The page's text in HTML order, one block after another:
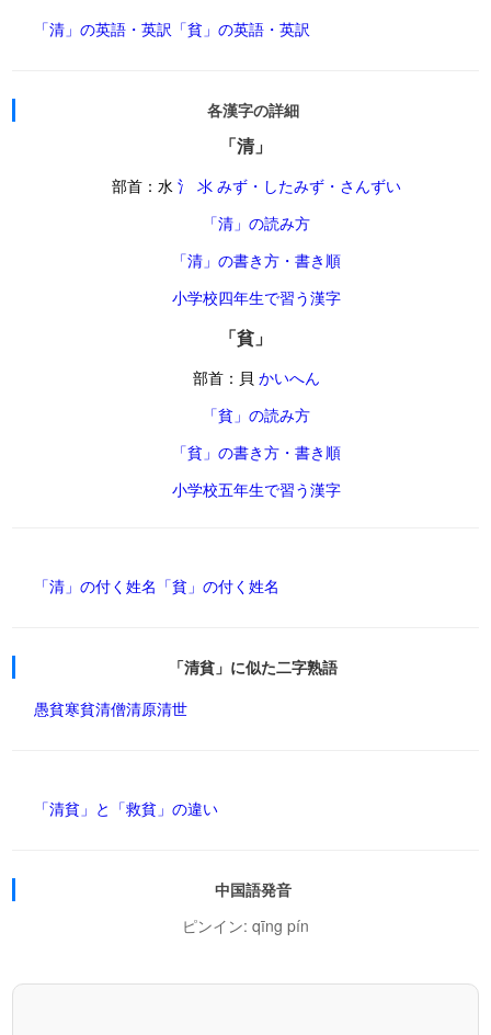
「清」の英語・英訳 「貧」の英語・英訳
各漢字の詳細
「清」
部首：水 氵 氺 みず・したみず・さんずい
「清」の読み方
「清」の書き方・書き順
小学校四年生で習う漢字
「貧」
部首：貝 かいへん
「貧」の読み方
「貧」の書き方・書き順
小学校五年生で習う漢字
「清」の付く姓名 「貧」の付く姓名
「清貧」に似た二字熟語
愚貧寒貧清僧清原清世
「清貧」と「救貧」の違い
中国語発音
ピンイン: qīng pín